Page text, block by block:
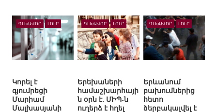
ԳԼԽԱՎՈՐ ԼՈՒՐ
Կորել է
գյումրեցի
Մարիամ
Մալխասյանի
ԳԼԽԱՎՈՐ ԼՈՒՐ
Երեխաների
համաշխարհայի
ն օրն է. ՄԻՊ-ն
ուղերձ է հղել
ԳԼԽԱՎՈՐ ԼՈՒՐ
Երևանում
բախումներից
հետո
ձերբակալվել է